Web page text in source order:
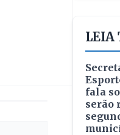
LEIA
fala
serão